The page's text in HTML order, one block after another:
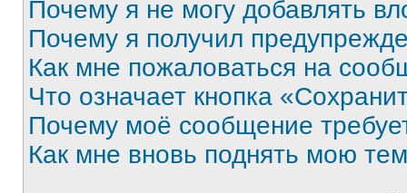
Почему я не могу добавлять
Почему я получил
Как мне пожаловаться на
Что означает кнопка
Почему моё сообщение
Как мне вновь поднять мою